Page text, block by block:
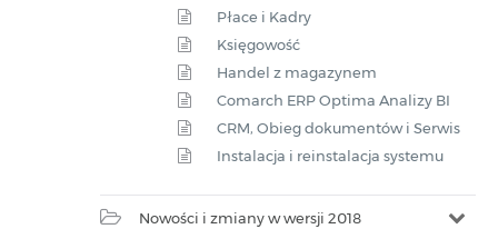
Płace i Kadry
Księgowość
Handel z magazynem
Comarch ERP Optima Analizy BI
CRM, Obieg dokumentów i Serwis
Instalacja i reinstalacja systemu
Nowości i zmiany w wersji 2018